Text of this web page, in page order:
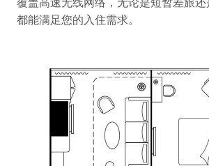
都能满足您的入住需求。